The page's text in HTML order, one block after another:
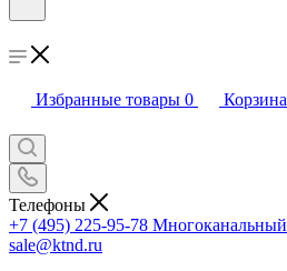
Избранные товары 0 Корзина
Телефоны
+7 (495) 225-95-78 Многоканальный
sale@ktnd.ru